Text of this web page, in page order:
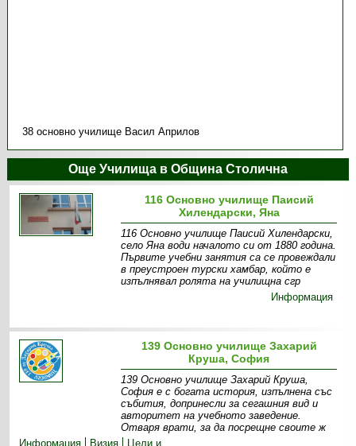
38 основно училище Васил Априлов
Още Училища в Община Столична
116 Основно училище Паисий
Хилендарски, Яна
116 Основно училище Паисий Хилендарски,
село Яна води началото си от 1880 година.
Първите учебни занятия са се провеждали
в преустроен турски хамбар, който е
изпълнявал ролята на училищна сгр
Информация
139 Основно училище Захарий
Круша, София
139 Основно училище Захарий Круша,
София е с богата история, изпълнена със
събития, допринесли за сегашния вид и
авторитет на учебното заведение.
Отваря врати, за да посрещне своите ж
Информация
Визия
Цели и